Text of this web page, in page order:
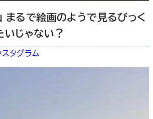
まるで絵画のようで見るびっく
じゃない？
スタグラム